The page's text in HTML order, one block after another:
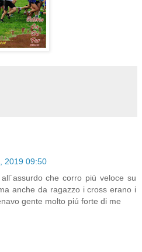
2019 09:50
che corro piú veloce su
anche da ragazzo i cross erano i
gente molto piú forte di me